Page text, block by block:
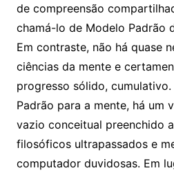
de compreensão
chamá-lo de Modelo Padrão
Em contraste, não há quase
ciências da mente e
progresso sólido,
Padrão para a mente, há um
vazio conceitual preenchido
filosóficos ultrapassados e
computador duvidosas. Em